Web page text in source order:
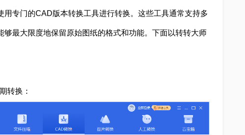
专门的CAD版本转换工具进行转换。这些工具通常支持多
最大限度地保留原始图纸的格式和功能。下面以转转大师
转换：